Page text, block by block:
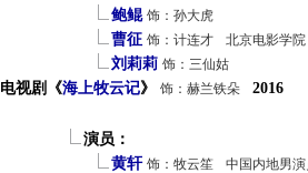
鲍鲲 饰：孙大虎
曹征 饰：计连才 北京电影学院
刘莉莉 饰：三仙姑
电视剧《海上牧云记》 饰：赫兰铁朵 2016
演员：
黄轩 饰：牧云笙 中国内地男演